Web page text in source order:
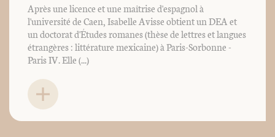
Après une licence et une maîtrise d'espagnol à
l'université de Caen, Isabelle Avisse obtient un DEA et
un doctorat d'Études romanes (thèse de lettres et langues
étrangères : littérature mexicaine) à Paris-Sorbonne -
Paris IV. Elle (...)